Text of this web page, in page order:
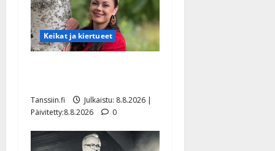
Keikat ja kiertueet
Tanssiin.fi
Julkaistu: 8.8.2026 |
Päivitetty:8.8.2026
0